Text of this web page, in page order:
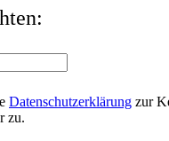
Datenschutzerklärung zur
zu.